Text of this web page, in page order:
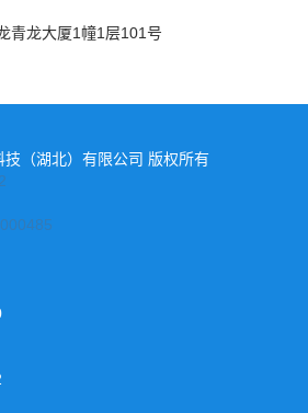
青龙大厦1幢1层101号
（湖北）有限公司 版权所有